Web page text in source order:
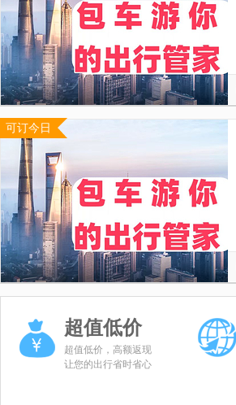
可订今日
超值低价
超值低价，高额返现
让您的出行省时省心